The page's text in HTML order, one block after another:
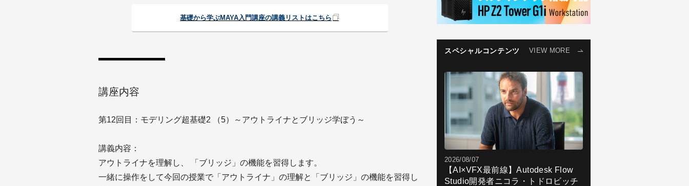
基礎から学ぶMAYA入門講座の講義リストはこちら
講座内容
第12回目：モデリング超基礎2 （5）～アウトライナとブリッジ学ぼう～
講義内容：
アウトライナを理解し、 「ブリッジ」の機能を習得します。
一緒に操作をして今回の授業で「アウトライナ」の理解と「ブリッジ」の機能を習得し
スペシャルコンテンツ VIEW MORE
2026/08/07
【AI×VFX最前線】Autodesk Flow
Studio開発者ニコラ・トドロビッチ